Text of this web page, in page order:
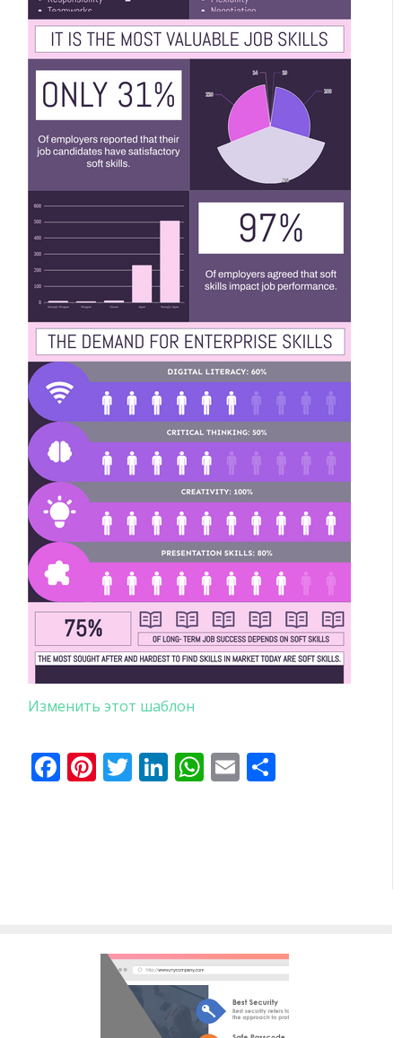
Изменить этот шаблон
Facebook
Pinterest
Twitter
LinkedIn
WhatsApp
Email